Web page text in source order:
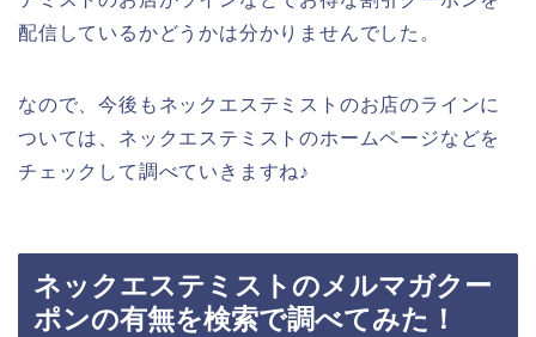
配信しているかどうかは分かりませんでした。
なので、今後もネックエステミストのお店のラインに
ついては、ネックエステミストのホームページなどを
チェックして調べていきますね♪
ネックエステミストのメルマガクー
ポンの有無を検索で調べてみた！